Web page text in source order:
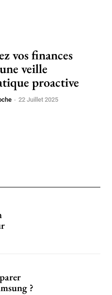
vos finances
veille
proactive
- 22 Juillet 2025
?